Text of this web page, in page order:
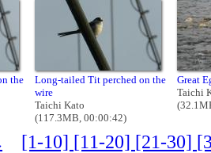
the
Long-tailed Tit perched on the
wire
Taichi Kato
(117.3MB, 00:00:42)
Great
Taichi
[1-10] [11-20] [21-30]